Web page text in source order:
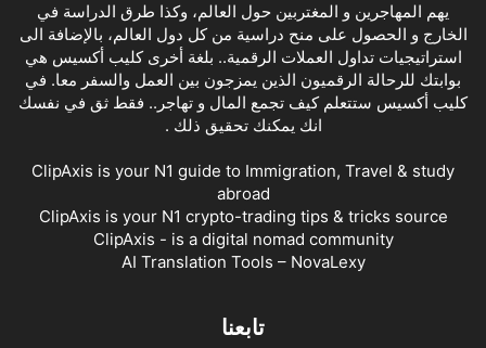
يهم المهاجرين و المغتربين حول العالم، وكذا طرق الدراسة في
الخارج و الحصول على منح دراسية من كل دول العالم، بالإضافة الى
استراتيجيات تداول العملات الرقمية.. بلغة أخرى كليب أكسيس هي
بوابتك للرحالة الرقميون الذين يمزجون بين العمل والسفر معا. في
كليب أكسيس ستتعلم كيف تجمع المال و تهاجر.. فقط ثق في نفسك
انك يمكنك تحقيق ذلك .
ClipAxis is your N1 guide to Immigration, Travel & study
abroad
ClipAxis is your N1 crypto-trading tips & tricks source
ClipAxis - is a digital nomad community
AI Translation Tools – NovaLexy
تابعنا